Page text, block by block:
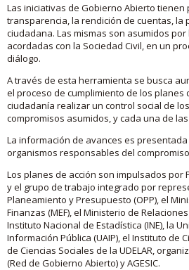
Las iniciativas de Gobierno Abierto
transparencia, la rendición de cuentas, la
ciudadana. Las mismas son asumidos
acordadas con la Sociedad Civil, en un
diálogo.
A través de esta herramienta se busca
el proceso de cumplimiento de los planes
ciudadanía realizar un control social de
compromisos asumidos, y cada una de
La información de avances es
organismos responsables del
Los planes de acción son impulsados por
y el grupo de trabajo integrado por
Planeamiento y Presupuesto (OPP), el
Finanzas (MEF), el Ministerio de Relaciones
Instituto Nacional de Estadística (INE), la
Información Pública (UAIP), el Instituto de
de Ciencias Sociales de la UDELAR,
(Red de Gobierno Abierto) y AGESIC.